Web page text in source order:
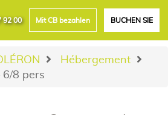
92 00 Mit CB bezahlen BUCHEN SIE
Hébergement
6/8 pers